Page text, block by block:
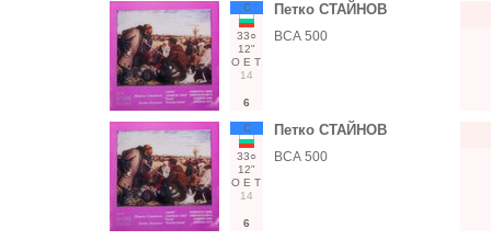
С
33○
12"
О Е Т
14
6
Петко СТАЙНОВ
ВСА 500
С
33○
12"
О Е Т
14
6
Петко СТАЙНОВ
ВСА 500